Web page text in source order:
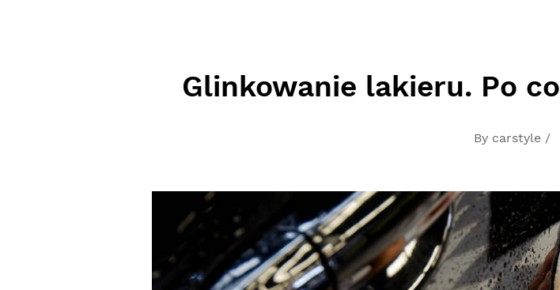
Glinkowanie lakieru. Po
By carstyle /